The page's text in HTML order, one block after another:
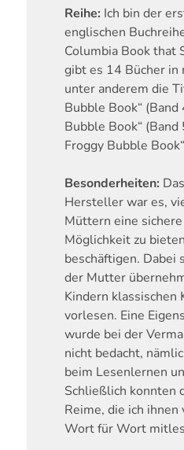
Reihe: Ich bin der
englischen
Columbia Book that
gibt es 14 Bücher in
unter anderem die
Bubble Book“ (Band
Bubble Book“ (Band
Froggy Bubble
Besonderheiten:
Hersteller war es,
Müttern eine
Möglichkeit zu
beschäftigen. Dabei
der Mutter
Kindern klassischen
vorlesen. Eine
wurde bei der
nicht bedacht,
beim Lesenlernen
Schließlich konnten
Reime, die ich ihnen
Wort für Wort